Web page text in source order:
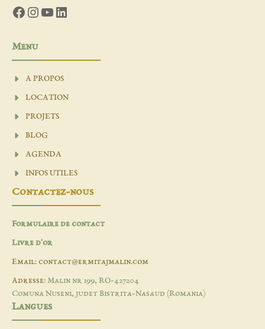
Facebook
Instagram
YouTube
LinkedIn
Menu
A PROPOS
LOCATION
PROJETS
BLOG
AGENDA
INFOS UTILES
Contactez-nous
Formulaire de contact
Livre d'or
Email: contact@ermitajmalin.com
Adresse: Malin nr 199, RO-427204
Comuna Nuseni, judet Bistrita-Nasaud (Romania)
Langues